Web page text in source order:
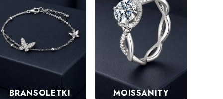
BRANSOLETKI MOISSANITY